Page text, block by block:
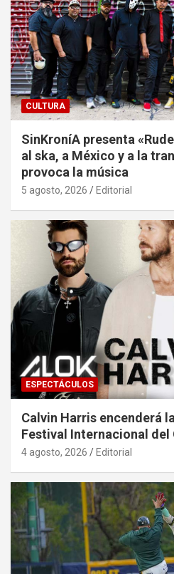
CULTURA
SinKroníA presenta
al ska, a México y a la
provoca la música
5 agosto, 2026 Editorial
ESPECTÁCULOS
Calvin Harris encenderá
Festival Internacional del
4 agosto, 2026 Editorial